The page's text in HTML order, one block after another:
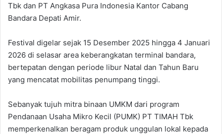
Tbk dan PT Angkasa Pura Indonesia Kantor Cabang
Bandara Depati Amir.
Festival digelar sejak 15 Desember 2025 hingga 4 Januari
2026 di selasar area keberangkatan terminal bandara,
bertepatan dengan periode libur Natal dan Tahun Baru
yang mencatat mobilitas penumpang tinggi.
Sebanyak tujuh mitra binaan UMKM dari program
Pendanaan Usaha Mikro Kecil (PUMK) PT TIMAH Tbk
memperkenalkan beragam produk unggulan lokal kepada